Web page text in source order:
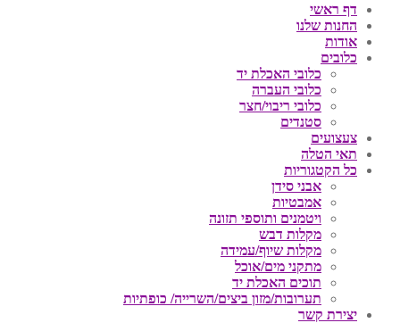
דף ראשי
החנות שלנו
אודות
כלובים
כלובי האכלת יד
כלובי העברה
כלובי ריבוי/חצר
סטנדים
צעצועים
תאי הטלה
כל הקטגוריות
אבני סידן
אמבטיות
ויטמנים ותוספי תזונה
מקלות דבש
מקלות שיוף/עמידה
מתקני מים/אוכל
תוכים האכלת יד
תערובות/מזון ביצים/השרייה/ כופתיות
יצירת קשר